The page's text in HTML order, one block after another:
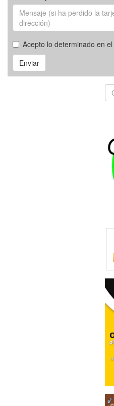
Acepto lo determinado en el
Enviar